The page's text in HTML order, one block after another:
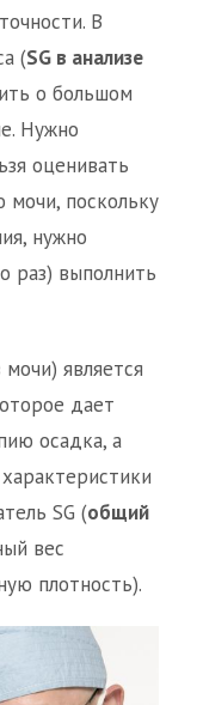
В
(SG в анализе
о большом
Нужно
оценивать
мочи, поскольку
нужно
раз) выполнить
является
дает
осадка, а
SG (общий
вес
плотность).